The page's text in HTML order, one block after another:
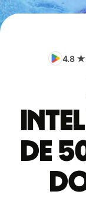
4.8 ★
de